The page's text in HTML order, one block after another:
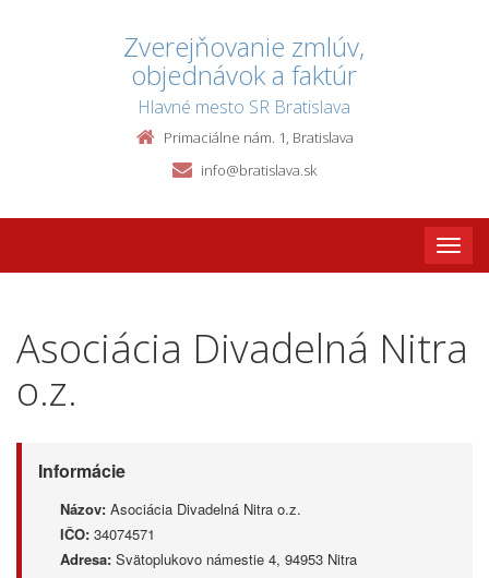
Zverejňovanie zmlúv,
objednávok a faktúr
Hlavné mesto SR Bratislava
Primaciálne nám. 1, Bratislava
info@bratislava.sk
Toggle
Asociácia Divadelná Nitra
o.z.
Informácie
Názov: Asociácia Divadelná Nitra o.z.
IČO: 34074571
Adresa: Svätoplukovo námestie 4, 94953 Nitra